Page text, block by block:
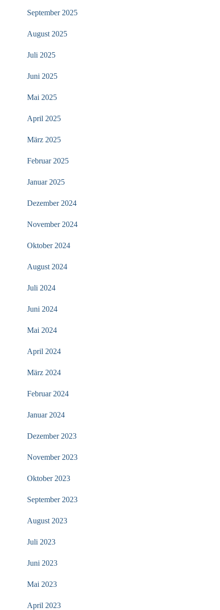
September 2025
August 2025
Juli 2025
Juni 2025
Mai 2025
April 2025
März 2025
Februar 2025
Januar 2025
Dezember 2024
November 2024
Oktober 2024
August 2024
Juli 2024
Juni 2024
Mai 2024
April 2024
März 2024
Februar 2024
Januar 2024
Dezember 2023
November 2023
Oktober 2023
September 2023
August 2023
Juli 2023
Juni 2023
Mai 2023
April 2023